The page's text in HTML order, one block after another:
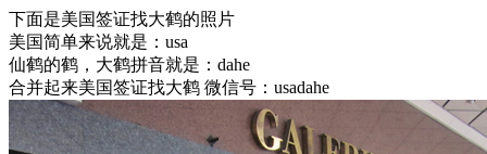
下面是美国签证找大鹤的照片
美国简单来说就是：usa
仙鹤的鹤，大鹤拼音就是：dahe
合并起来美国签证找大鹤 微信号：usadahe